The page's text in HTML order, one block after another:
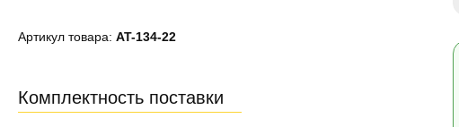
Артикул товара: AT-134-22
Комплектность поставки